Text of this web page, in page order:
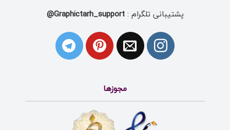
پشتیبانی تلگرام :Graphictarh_support@
مجوزها